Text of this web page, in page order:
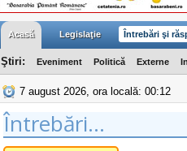
Acasă Legislaţie Întrebări şi
Ştiri: Eveniment Politică Externe
7 august 2026, ora locală: 00:12
Întrebări...